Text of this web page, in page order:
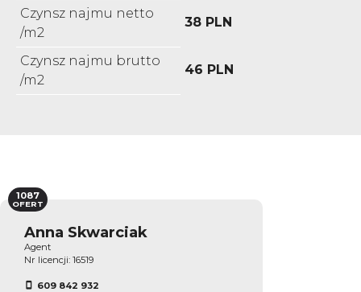
Czynsz najmu netto
/m2
38 PLN
Czynsz najmu brutto
/m2
46 PLN
Anna Skwarciak
Agent
Nr licencji: 16519
609 842 932
1087
OFERT